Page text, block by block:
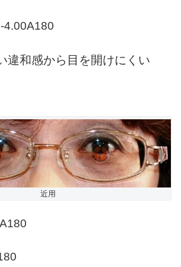
違和感から目を開けにくい
近用